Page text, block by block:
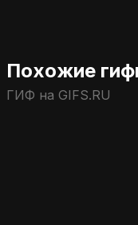
Похожие
ГИФ на GIFS.RU